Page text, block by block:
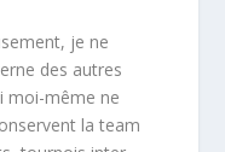
je ne
des autres
moi-même ne
la team